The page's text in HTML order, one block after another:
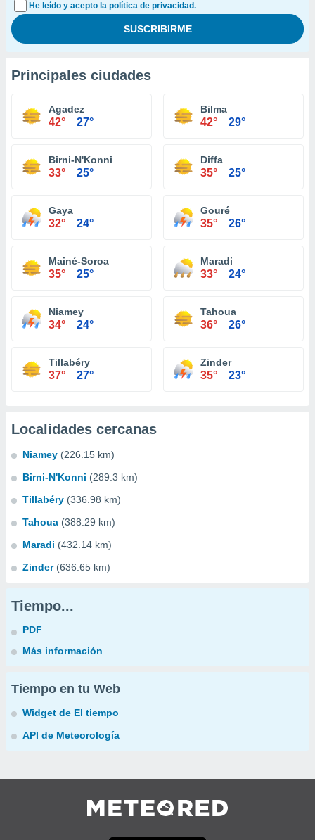
He leído y acepto la política de privacidad.
Principales ciudades
Agadez
42° 27°
Bilma
42° 29°
Birni-N'Konni
33° 25°
Diffa
35° 25°
Gaya
32° 24°
Gouré
35° 26°
Mainé-Soroa
35° 25°
Maradi
33° 24°
Niamey
34° 24°
Tahoua
36° 26°
Tillabéry
37° 27°
Zinder
35° 23°
Localidades cercanas
Niamey (226.15 km)
Birni-N'Konni (289.3 km)
Tillabéry (336.98 km)
Tahoua (388.29 km)
Maradi (432.14 km)
Zinder (636.65 km)
Tiempo...
PDF
Más información
Tiempo en tu Web
Widget de El tiempo
API de Meteorología